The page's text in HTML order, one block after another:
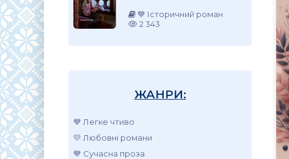
💙 Історичний роман
2 343
ЖАНРИ:
💙 Легке чтиво
💛 Любовні романи
💙 Сучасна проза